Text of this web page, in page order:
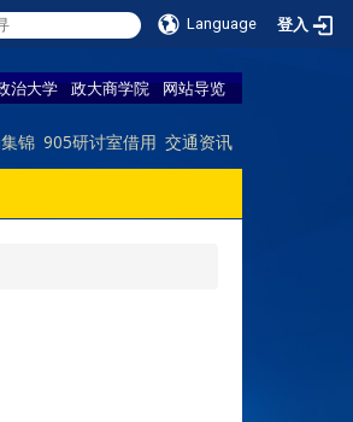
Language 登入
治大学 政大商学院 网站导览
锦 905研讨室借用 交通资讯